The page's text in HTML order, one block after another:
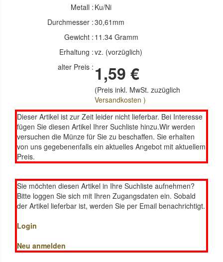
Metall : Ku/Ni
Durchmesser :30,61mm
Gewicht : 11.34 Gramm
Erhaltung :vz. (vorzüglich)
alter Preis : 1,59 €
(Preis inkl. MwSt. zuzüglich
Versandkosten )
Dieser Artikel ist zur Zeit leider nicht lieferbar. Bei Interesse
fügen Sie diesen Artikel Ihrer Suchliste hinzu.Wir werden
versuchen die Münze für Sie zu beschaffen. Sie erhalten
von uns gegebenenfalls ein aktuelles Angebot mit aktuellem
Preis.
Sie möchten diesen Artikel in Ihre Suchliste aufnehmen?
Bitte loggen Sie sich mit Ihren Zugangsdaten ein. Sobald
der Artikel lieferbar ist, werden Sie per Email benachrichtigt.
Login
Neu anmelden